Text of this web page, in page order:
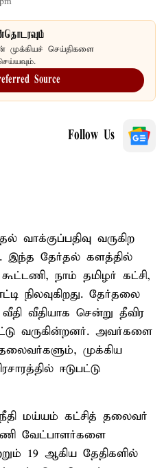
முக்கியச் செய்திகளை
Source
Follow Us
வாக்குப்பதிவு வருகிற
இந்த தேர்தல் களத்தில்
நாம் தமிழர் கட்சி,
நிலவுகிறது. தேர்தலை
வீதியாக சென்று தீவிர
வருகின்றனர். அவர்களை
முக்கிய
ஈடுபட்டு
மய்யம் கட்சித் தலைவர்
வேட்பாளர்களை
19 ஆகிய தேதிகளில்